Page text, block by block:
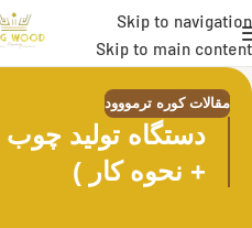
Skip to navigation
Skip to main content
مقالات کوره ترمووود
دستگاه تولید
+ نحوه کار )